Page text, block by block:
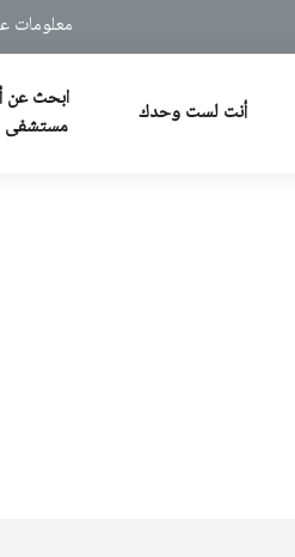
معلومات
أنت لست وحدك
ابحث عن
مستشفى